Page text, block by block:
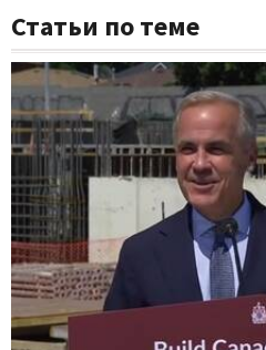
Статьи по теме